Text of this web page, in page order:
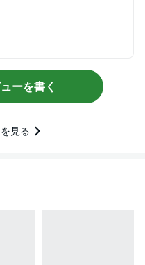
ーを書く
見る